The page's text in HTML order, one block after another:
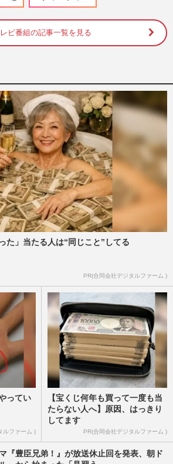
女性2026年6月2日号
道番組「やめてほしい」司会者ランキ
TOP10》ビートたけし・太田光・恵俊
女性2026年6月2日号
毒舌というより不快感が勝る」大御所
人ランキング》上沼恵美子、和田アキ
“ご意見番”を抑えた…
性PRIME 2026/4/27
原英夫氏、宮崎県知事選に再挑戦を表
るもSNSでは“出戻り出馬”に「まだ未
ったんかい」と厳し…
性PRIME
家さんま、70歳で名物番組『明石家サ
ビ番組の記事一覧を見る
た」当たる人は“同じこと”してる
PR(合同会社デジタルファーム )
ってい
ルファーム )
【宝くじ何年も買って一度も当
たらない人へ】原因、はっきり
してます
PR(合同会社デジタルファーム )
『豊臣兄弟！』が放送休止回を発表、朝ド